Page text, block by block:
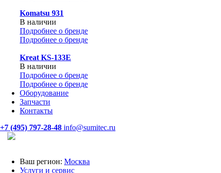
Komatsu 931
В наличии
Подробнее о бренде
Подробнее о бренде
Kreat KS-133E
В наличии
Подробнее о бренде
Подробнее о бренде
Оборудование
Запчасти
Контакты
+7 (495) 797-28-48 info@sumitec.ru
Ваш регион: Москва
Услуги и сервис